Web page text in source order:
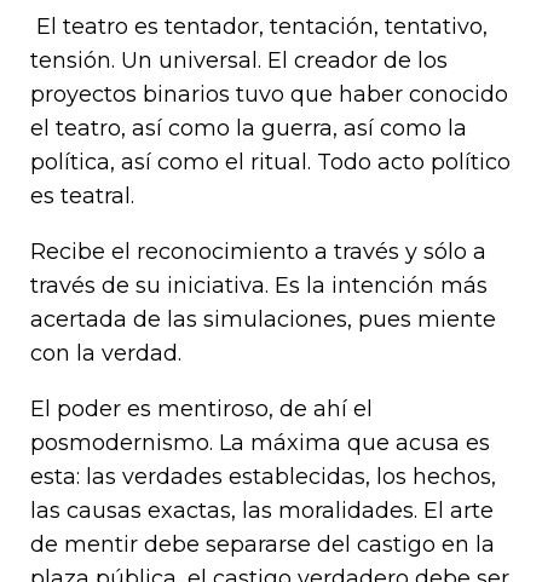
El teatro es tentador, tentación, tentativo,
tensión. Un universal. El creador de los
proyectos binarios tuvo que haber conocido
el teatro, así como la guerra, así como la
política, así como el ritual. Todo acto político
es teatral.
Recibe el reconocimiento a través y sólo a
través de su iniciativa. Es la intención más
acertada de las simulaciones, pues miente
con la verdad.
El poder es mentiroso, de ahí el
posmodernismo. La máxima que acusa es
esta: las verdades establecidas, los hechos,
las causas exactas, las moralidades. El arte
de mentir debe separarse del castigo en la